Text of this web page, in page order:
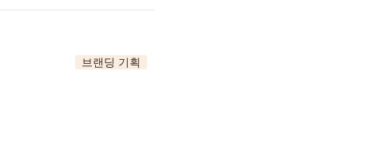
브랜딩 기획